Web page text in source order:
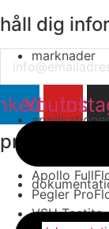
marknader
applikationer
håll dig
Email
Youtube
Apollo
Pegler
VSH Tectite